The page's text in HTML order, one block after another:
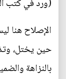
(ورد في كتب
الإصلاح هنا
حين يختل،
بالنزاهة